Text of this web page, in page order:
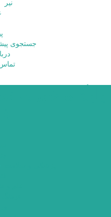
نیر
جستجوی
تماس